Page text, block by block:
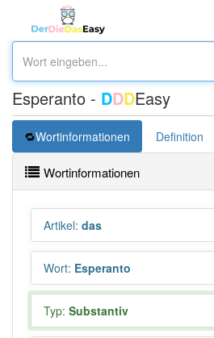
Esperanto - DDDEasy
Wortinformationen Definition
Wortinformationen
Artikel: das
Wort: Esperanto
Typ: Substantiv